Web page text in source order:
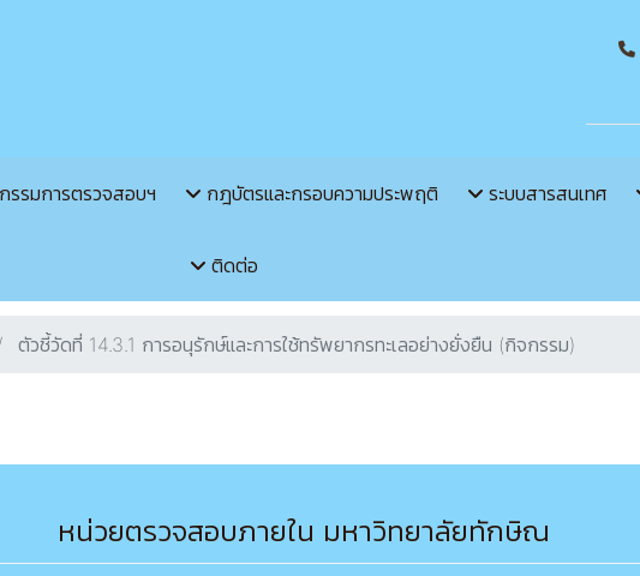
รรมการตรวจสอบฯ กฎบัตรและกรอบความประพฤติ ระบบสารสนเทศ
ติดต่อ
ตัวชี้วัดที่ 14.3.1 การอนุรักษ์และการใช้ทรัพยากรทะเลอย่างยั่งยืน (กิจกรรม)
หน่วยตรวจสอบภายใน มหาวิทยาลัยทักษิณ